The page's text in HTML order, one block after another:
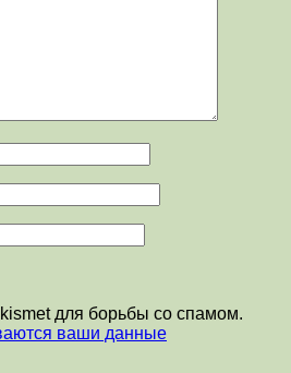
для борьбы со спамом.
ваши данные